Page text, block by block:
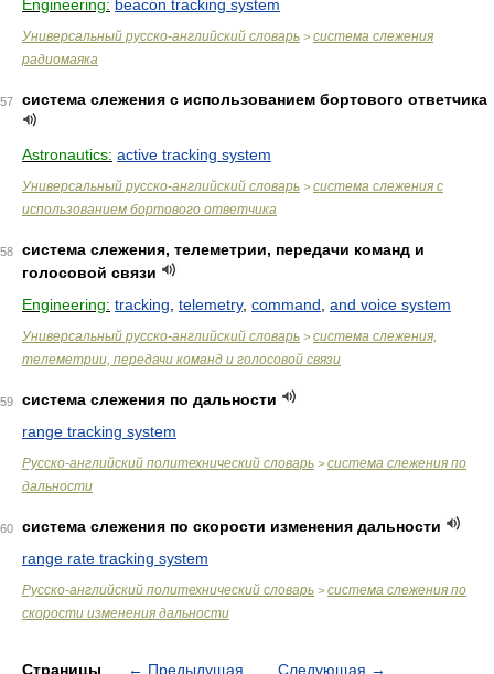
Engineering: beacon tracking system
Универсальный русско-английский словарь > система слежения
радиомаяка
57 система слежения с использованием бортового ответчика
Astronautics: active tracking system
Универсальный русско-английский словарь > система слежения с
использованием бортового ответчика
58
система слежения, телеметрии, передачи команд и
голосовой связи
Engineering: tracking telemetry, command and voice system
Универсальный русско-английский словарь > система слежения,
телеметрии, передачи команд и голосовой связи
59
система слежения по дальности
range tracking system
Русско-английский политехнический словарь > система слежения по
дальности
60
система слежения по скорости изменения дальности
range rate tracking system
Русско-английский политехнический словарь > система слежения по
скорости изменения дальности
Страницы ← Предыдущая Следующая →